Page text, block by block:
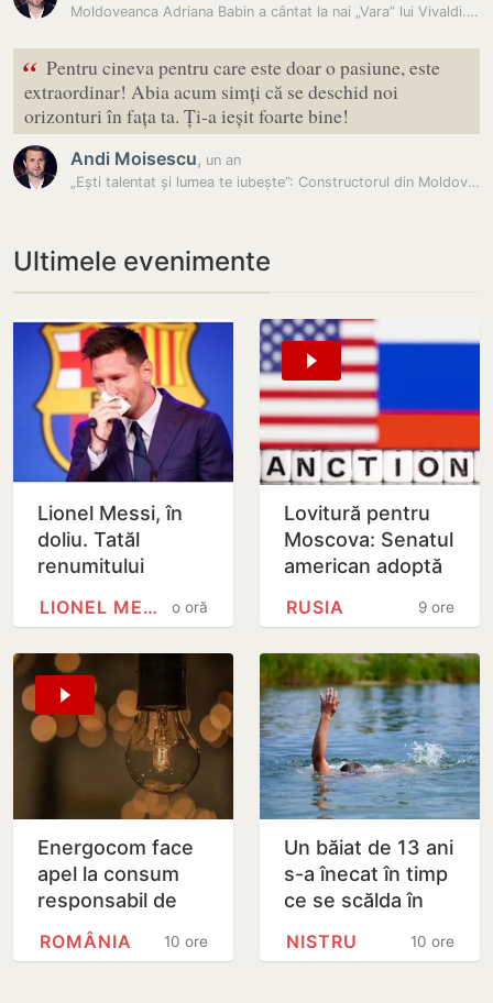
Moldoveanca Adriana Babin a cântat la nai „Vara” lui Vivaldi. Reacția…
“ Pentru cineva pentru care este doar o pasiune, este
extraordinar! Abia acum simți că se deschid noi
orizonturi în fața ta. Ți-a ieșit foarte bine!
Andi Moisescu, un an
„Ești talentat și lumea te iubește”: Constructorul din Moldova care a…
Ultimele evenimente
Lionel Messi, în
doliu. Tatăl
renumitului
decedat
o oră
LIONEL MESSI
Lovitură pentru
Moscova: Senatul
american adoptă
împotriva Rusiei9 ore
RUSIA
Energocom face
apel la consum
responsabil de
energie în orele
de vârfe vârf
10 ore
ROMÂNIA
Un băiat de 13 ani
s-a înecat în timp
ce se scălda în
neautorizată din
10 ore
NISTRU